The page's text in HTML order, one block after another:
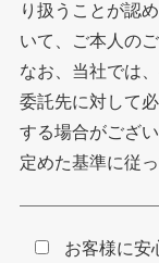
り扱うことが認
いて、ご本人の
なお、当社では
委託先に対して
する場合がござ
定めた基準に従
お客様に安